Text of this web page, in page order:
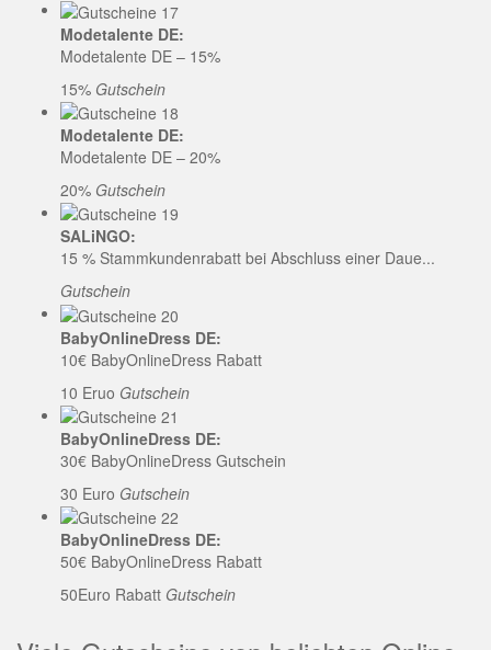
Modetalente DE:
Modetalente DE – 15%
15% Gutschein
Modetalente DE:
Modetalente DE – 20%
20% Gutschein
SALiNGO:
15 % Stammkundenrabatt bei Abschluss einer Daue...
Gutschein
BabyOnlineDress DE:
10€ BabyOnlineDress Rabatt
10 Eruo Gutschein
BabyOnlineDress DE:
30€ BabyOnlineDress Gutschein
30 Euro Gutschein
BabyOnlineDress DE:
50€ BabyOnlineDress Rabatt
50Euro Rabatt Gutschein